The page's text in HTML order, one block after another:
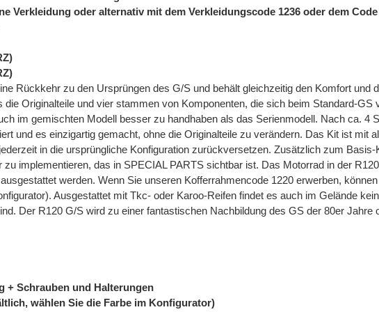
Verkleidung oder alternativ mit dem Verkleidungscode 1236 oder dem
Rückkehr zu den Ursprüngen des G/S und behält gleichzeitig den Komfort und
Originalteile und vier stammen von Komponenten, die sich beim Standard-
im gemischten Modell besser zu handhaben als das Serienmodell. Nach ca. 4
und es einzigartig gemacht, ohne die Originalteile zu verändern. Das Kit ist mit
in die ursprüngliche Konfiguration zurückversetzen. Zusätzlich zum
implementieren, das in SPECIAL PARTS sichtbar ist. Das Motorrad in der
werden. Wenn Sie unseren Kofferrahmencode 1220 erwerben,
Ausgestattet mit Tkc- oder Karoo-Reifen findet es auch im Gelände
Der R120 G/S wird zu einer fantastischen Nachbildung des GS der 80er
+ Schrauben und Halterungen
wählen Sie die Farbe im Konfigurator)